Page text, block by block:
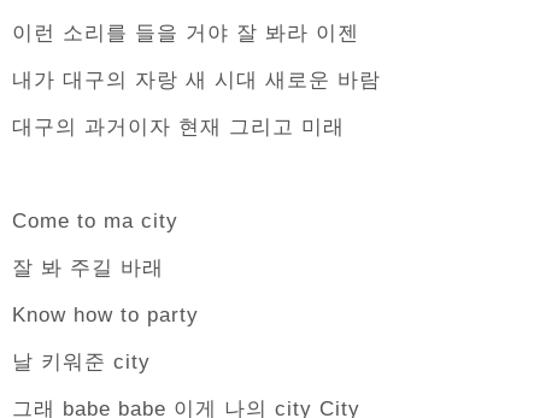
이런 소리를 들을 거야 잘 봐라 이젠
내가 대구의 자랑 새 시대 새로운 바람
대구의 과거이자 현재 그리고 미래
Come to ma city
잘 봐 주길 바래
Know how to party
날 키워준 city
그래 babe babe 이게 나의 city City